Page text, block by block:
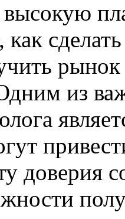
высокую
как
из
доверия